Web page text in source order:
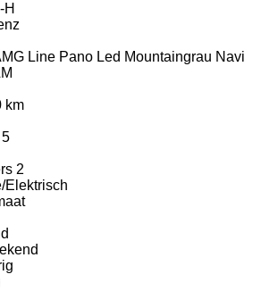
H
Line Pano Led Mountaingrau Navi
km
5
2
Elektrisch